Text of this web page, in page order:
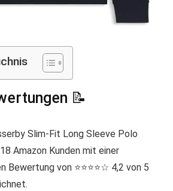
📝
Slim-Fit Long Sleeve Polo
Amazon Kunden mit einer
Bewertung von ⭐️⭐️⭐️⭐️☆ 4,2 von 5